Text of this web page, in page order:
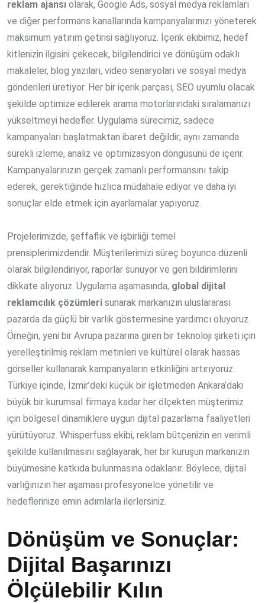
reklam ajansı olarak, Google Ads, sosyal medya reklamları
ve diğer performans kanallarında kampanyalarınızı yöneterek
maksimum yatırım getirisi sağlıyoruz. İçerik ekibimiz, hedef
kitlenizin ilgisini çekecek, bilgilendirici ve dönüşüm odaklı
makaleler, blog yazıları, video senaryoları ve sosyal medya
gönderileri üretiyor. Her bir içerik parçası, SEO uyumlu olacak
şekilde optimize edilerek arama motorlarındaki sıralamanızı
yükseltmeyi hedefler. Uygulama sürecimiz, sadece
kampanyaları başlatmaktan ibaret değildir; aynı zamanda
sürekli izleme, analiz ve optimizasyon döngüsünü de içerir.
Kampanyalarınızın gerçek zamanlı performansını takip
ederek, gerektiğinde hızlıca müdahale ediyor ve daha iyi
sonuçlar elde etmek için ayarlamalar yapıyoruz.
Projelerimizde, şeffaflık ve işbirliği temel
prensiplerimizdendir. Müşterilerimizi süreç boyunca düzenli
olarak bilgilendiriyor, raporlar sunuyor ve geri bildirimlerini
dikkate alıyoruz. Uygulama aşamasında, global dijital
reklamcılık çözümleri sunarak markanızın uluslararası
pazarda da güçlü bir varlık göstermesine yardımcı oluyoruz.
Örneğin, yeni bir Avrupa pazarına giren bir teknoloji şirketi için
yerelleştirilmiş reklam metinleri ve kültürel olarak hassas
görseller kullanarak kampanyaların etkinliğini artırıyoruz.
Türkiye içinde, İzmir’deki küçük bir işletmeden Ankara’daki
büyük bir kurumsal firmaya kadar her ölçekten müşterimiz
için bölgesel dinamiklere uygun dijital pazarlama faaliyetleri
yürütüyoruz. Whisperfuss ekibi, reklam bütçenizin en verimli
şekilde kullanılmasını sağlayarak, her bir kuruşun markanızın
büyümesine katkıda bulunmasına odaklanır. Böylece, dijital
varlığınızın her aşaması profesyonelce yönetilir ve
hedeflerinize emin adımlarla ilerlersiniz.
Dönüşüm ve Sonuçlar:
Dijital Başarınızı
Ölçülebilir Kılın